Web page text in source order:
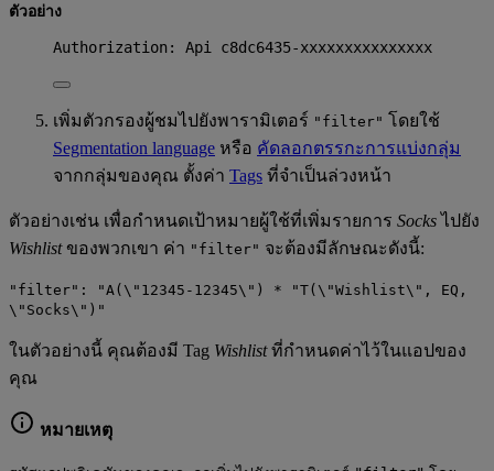
ตัวอย่าง
Authorization: Api c8dc6435-xxxxxxxxxxxxxxx
เพิ่มตัวกรองผู้ชมไปยังพารามิเตอร์ "filter" โดยใช้
Segmentation language หรือ คัดลอกตรรกะการแบ่งกลุ่ม
จากกลุ่มของคุณ ตั้งค่า Tags ที่จำเป็นล่วงหน้า
ตัวอย่างเช่น เพื่อกำหนดเป้าหมายผู้ใช้ที่เพิ่มรายการ Socksไปยัง
Wishlistของพวกเขา ค่า "filter" จะต้องมีลักษณะดังนี้:
"filter": "A(\"12345-12345\") * "T(\"Wishlist\", EQ,
\"Socks\")"
ในตัวอย่างนี้ คุณต้องมี Tag Wishlistที่กำหนดค่าไว้ในแอปของ
คุณ
หมายเหตุ